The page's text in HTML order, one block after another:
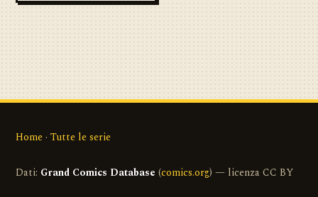
Home · Tutte le serie
Dati: Grand Comics Database (comics.org) — licenza CC BY